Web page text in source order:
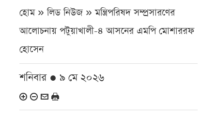
হোম » লিড নিউজ »মন্ত্রিপরিষদ সম্প্রসারণের
আলোচনায় পটুয়াখালী-৪ আসনের এমপি মোশাররফ
হোসেন
শনিবার ● ৯ মে ২০২৬